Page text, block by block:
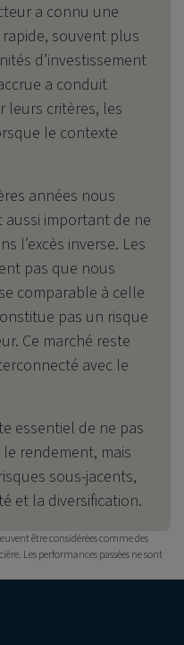
a connu une
souvent plus
d’investissement
a conduit
leurs critères, les
le contexte
années nous
aussi important de ne
l’excès inverse. Les
pas que nous
comparable à celle
pas un risque
Ce marché reste
avec le
essentiel de ne pas
rendement, mais
sous-jacents,
et la diversification.
être considérées comme des
Les performances passées ne sont